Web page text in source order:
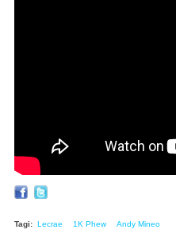
Tagi: Lecrae 1K Phew Andy Mineo